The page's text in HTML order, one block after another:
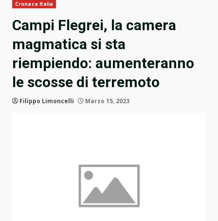
Cronaca Italia
Campi Flegrei, la camera
magmatica si sta
riempiendo: aumenteranno
le scosse di terremoto
Filippo Limoncelli Marzo 15, 2023